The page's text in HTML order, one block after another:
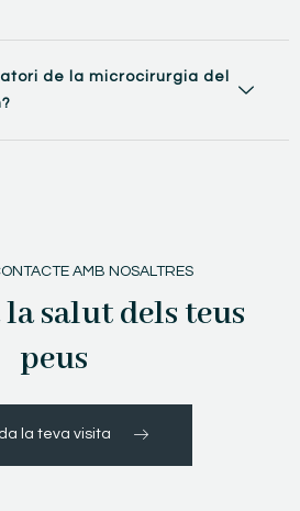
de la microcirurgia del
AMB NOSALTRES
salut dels teus
peus
la teva visita